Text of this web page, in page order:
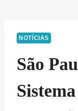
NOTÍCIAS
São